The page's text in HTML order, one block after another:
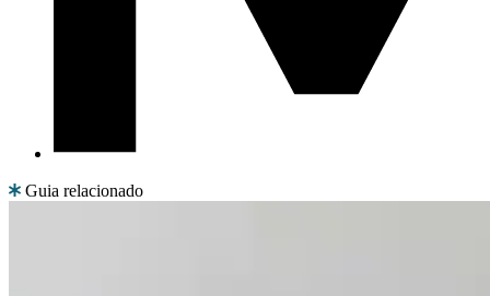
Guia relacionado